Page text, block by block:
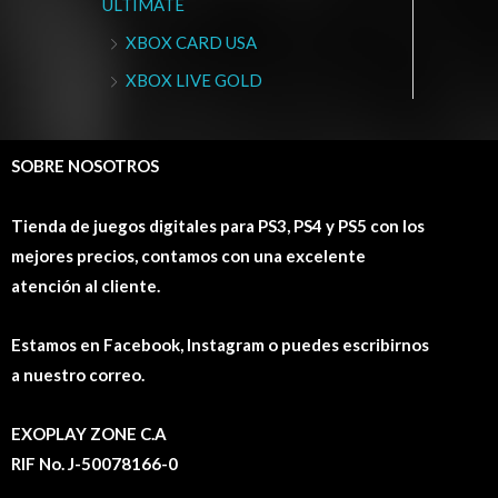
ULTIMATE
XBOX CARD USA
XBOX LIVE GOLD
SOBRE NOSOTROS
Tienda de juegos digitales para PS3, PS4 y PS5 con los
mejores precios, contamos con una excelente
atención al cliente.
Estamos en Facebook, Instagram o puedes escribirnos
a nuestro correo.
EXOPLAY ZONE C.A
RIF No. J-50078166-0